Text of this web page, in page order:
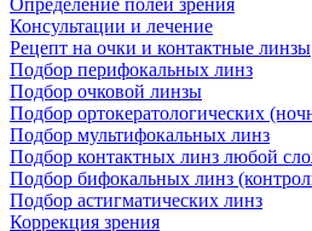
Определение полей зрения
Консультации и лечение
Рецепт на очки и контактные линзы
Подбор перифокальных линз
Подбор очковой линзы
Подбор ортокератологических
Подбор мультифокальных линз
Подбор контактных линз любой
Подбор бифокальных линз
Подбор астигматических линз
Коррекция зрения